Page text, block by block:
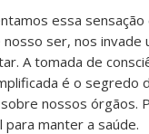
essa sensação
ser, nos invade
A tomada de
é o segredo
nossos órgãos.
manter a saúde.